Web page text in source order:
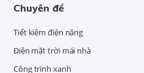
Chuyên đề
Tiết kiệm điện năng
Điện mặt trời mái nhà
Công trình xanh